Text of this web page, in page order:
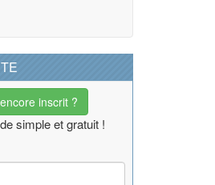
inscrit ?
simple et gratuit !